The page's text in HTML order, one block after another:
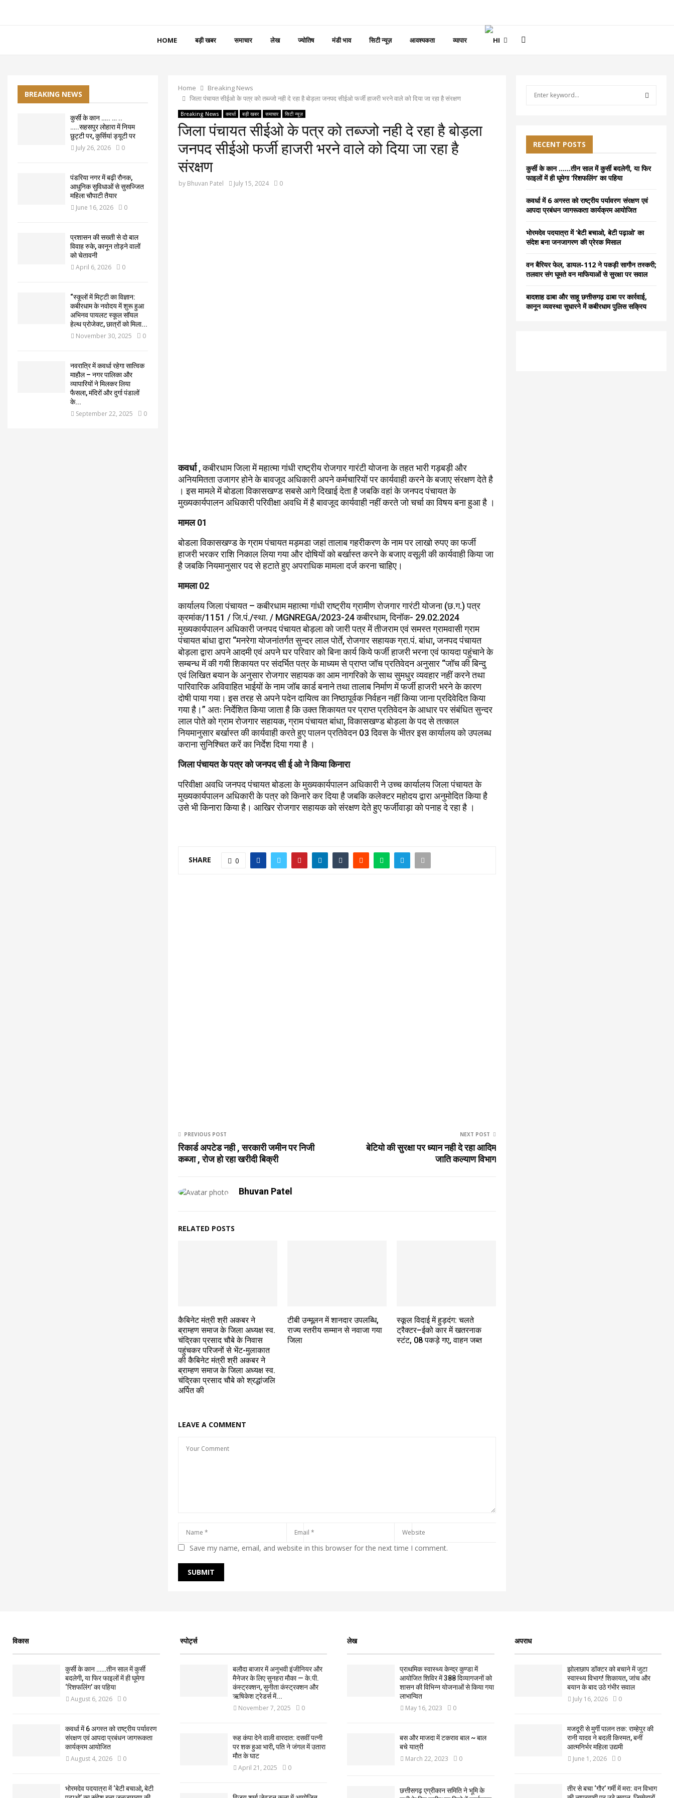
HOME बड़ी खबर समाचार लेख ज्योतिष मंडी भाव सिटी न्यूज़ आवश्यकता व्यापार
Home
Breaking News
जिला पंचायत सीईओ के पत्र को तब्ज्जो नही दे रहा है बोड़ला जनपद सीईओ फर्जी हाजरी भरने वाले को दिया जा रहा है संरक्षण
Breaking News कवर्धा बड़ी खबर समाचार सिटी न्यूज़
जिला पंचायत सीईओ के पत्र को तब्ज्जो नही दे रहा है बोड़ला
जनपद सीईओ फर्जी हाजरी भरने वाले को दिया जा रहा है
संरक्षण
by Bhuvan Patel July 15, 2024 0
कवर्धा, कबीरधाम जिला में महात्मा गांधी राष्ट्रीय रोजगार गारंटी योजना के तहत भारी गड़बड़ी और
अनियमितता उजागर होने के बावजूद अधिकारी अपने कर्मचारियों पर कार्यवाही करने के बजाए संरक्षण देते है
। इस मामले में बोडला विकासखण्ड सबसे आगे दिखाई देता है जबकि वहां के जनपद पंचायत के
मुख्यकार्यपालन अधिकारी परिवीक्षा अवधि में है बावजूद कार्यवाही नहीं करते जो चर्चा का विषय बना हुआ है ।
मामल 01
बोडला विकासखण्ड के ग्राम पंचायत मड़मडा जहां तालाब गहरीकरण के नाम पर लाखो रुपए का फर्जी
हाजरी भरकर राशि निकाल लिया गया और दोषियों को बर्खास्त करने के बजाए वसूली की कार्यवाही किया जा
है जबकि नियमानुसार पद से हटाते हुए अपराधिक मामला दर्ज करना चाहिए।
मामला 02
कार्यालय जिला पंचायत – कबीरधाम महात्मा गांधी राष्ट्रीय ग्रामीण रोजगार गारंटी योजना (छ.ग.) पत्र
क्रमांक/1151 / जि.पं./स्था. / MGNREGA/2023-24 कबीरधाम, दिनॉक- 29.02.2024
मुख्यकार्यपालन अधिकारी जनपद पंचायत बोड़ला को जारी पत्र में तीजराम एवं समस्त ग्रामवासी ग्राम
पंचायत बांधा द्वारा “मनरेगा योजनांतर्गत सुन्दर लाल पोर्ते, रोजगार सहायक ग्रा.पं. बांधा, जनपद पंचायत
बोड़ला द्वारा अपने आदमी एवं अपने घर परिवार को बिना कार्य किये फर्जी हाजरी भरना एवं फायदा पहुंचाने के
सम्बन्ध में की गयी शिकायत पर संदर्भित पत्र के माध्यम से प्राप्त जॉच प्रतिवेदन अनुसार “जॉच की बिन्दु
एवं लिखित बयान के अनुसार रोजगार सहायक का आम नागरिको के साथ सुमधुर व्यवहार नहीं करने तथा
पारिवारिक अविवाहित भाईयों के नाम जॉब कार्ड बनाने तथा तालाब निर्माण में फर्जी हाजरी भरने के कारण
दोषी पाया गया। इस तरह से अपने पदेन दायित्व का निष्ठापूर्वक निर्वहन नहीं किया जाना प्रदिवेदित किया
गया है।” अतः निर्देशित किया जाता है कि उक्त शिकायत पर प्राप्त प्रतिवेदन के आधार पर संबंधित सुन्दर
लाल पोते को ग्राम रोजगार सहायक, ग्राम पंचायत बांधा, विकासखण्ड बोड़ला के पद से तत्काल
नियमानुसार बर्खास्त की कार्यवाही करते हुए पालन प्रतिवेदन 03 दिवस के भीतर इस कार्यालय को उपलब्ध
कराना सुनिश्चित करें का निर्देश दिया गया है ।
जिला पंचायत के पत्र को जनपद सी ई ओ ने किया किनारा
परिवीक्षा अवधि जनपद पंचायत बोडला के मुख्यकार्यपालन अधिकारी ने उच्च कार्यालय जिला पंचायत के
मुख्यकार्यपालन अधिकारी के पत्र को किनारे कर दिया है जबकि कलेक्टर महोदय द्वारा अनुमोदित किया है
उसे भी किनारा किया है। आखिर रोजगार सहायक को संरक्षण देते हुए फर्जीवाड़ा को पनाह दे रहा है ।
SHARE 0
PREVIOUS POST
रिकार्ड अपटेड नही , सरकारी जमीन पर निजी
कब्जा , रोज हो रहा खरीदी बिक्री
NEXT POST
बेटियो की सुरक्षा पर ध्यान नही दे रहा आदिम
जाति कल्याण विभाग
Bhuvan Patel
RELATED POSTS
कैबिनेट मंत्री श्री अकबर ने
ब्राम्हण समाज के जिला अध्यक्ष स्व.
चंद्रिका प्रसाद चौबे के निवास
पहुंचकर परिजनों से भेंट-मुलाकात
की कैबिनेट मंत्री श्री अकबर ने
ब्राम्हण समाज के जिला अध्यक्ष स्व.
चंद्रिका प्रसाद चौबे को श्रद्धांजलि
अर्पित की
टीबी उन्मूलन में शानदार उपलब्धि,
राज्य स्तरीय सम्मान से नवाजा गया
जिला
स्कूल विदाई में हुड़दंग: चलते
ट्रैक्टर–ईको कार में खतरनाक
स्टंट, 08 पकड़े गए, वाहन जब्त
LEAVE A COMMENT
Save my name, email, and website in this browser for the next time I comment.
BREAKING NEWS
कुर्सी के कान ….. … ..
…..सहसपुर लोहारा में नियम
छुट्टी पर, कुर्सियां ड्यूटी पर
July 26, 2026 0
पंडरिया नगर में बढ़ी रौनक,
आधुनिक सुविधाओं से सुसज्जित
महिला चौपाटी तैयार
June 16, 2026 0
प्रशासन की सख्ती से दो बाल
विवाह रुके, कानून तोड़ने वालों
को चेतावनी
April 6, 2026 0
“स्कूलों में मिट्टी का विज्ञान:
कबीरधाम के नवोदय में शुरू हुआ
अभिनव पायलट स्कूल सॉयल
हेल्थ प्रोजेक्ट, छात्रों को मिला...
November 30, 2025 0
नवरात्रि में कवर्धा रहेगा सात्विक
माहौल – नगर पालिका और
व्यापारियों ने मिलकर लिया
फैसला, मंदिरों और दुर्गा पंडालों
के...
September 22, 2025 0
f
o
r
C
RECENT POSTS
कुर्सी के कान ……तीन साल में कुर्सी बदलेगी, या फिर
फाइलों में ही घूमेगा ‘रिशफलिंग’ का पहिया
कवर्धा में 6 अगस्त को राष्ट्रीय पर्यावरण संरक्षण एवं
आपदा प्रबंधन जागरूकता कार्यक्रम आयोजित
भोरमदेव पदयात्रा में ‘बेटी बचाओ, बेटी पढ़ाओ’ का
संदेश बना जनजागरण की प्रेरक मिसाल
वन बैरियर फेल, डायल-112 ने पकड़ी सागौन तस्करी;
तलवार संग घूमते वन माफियाओं से सुरक्षा पर सवाल
बादशाह ढाबा और साहू छत्तीसगढ़ ढाबा पर कार्रवाई,
कानून व्यवस्था सुधारने में कबीरधाम पुलिस सक्रिय
विकास
कुर्सी के कान ……तीन साल में कुर्सी
बदलेगी, या फिर फाइलों में ही घूमेगा
‘रिशफलिंग’ का पहिया
August 6, 2026 0
कवर्धा में 6 अगस्त को राष्ट्रीय पर्यावरण
संरक्षण एवं आपदा प्रबंधन जागरूकता
कार्यक्रम आयोजित
August 4, 2026 0
भोरमदेव पदयात्रा में ‘बेटी बचाओ, बेटी
स्पोर्ट्स
बलौदा बाजार में अनुभवी इंजीनियर और
मैनेजर के लिए सुनहरा मौका — के.पी.
कंस्ट्रक्शन, सुनीता कंस्ट्रक्शन और
ऋषिकेश ट्रेडर्स में...
November 7, 2025 0
रूह कंपा देने वाली वारदात: दसवीं पत्नी
पर शक हुआ भारी, पति ने जंगल में उतारा
मौत के घाट
April 21, 2025 0
लेख
प्राथमिक स्वास्थ्य केन्द्र कुण्डा में
आयोजित शिविर में 388 दिव्यागजनों को
शासन की विभिन्न योजनाओं से किया गया
लाभान्वित
May 16, 2023 0
बस और माजदा में टकराव बाल ~ बाल
बचे यात्री
March 22, 2023 0
छत्तीसगढ़ एग्रीकान समिति ने भूमि के
अपराध
झोलाछाप डॉक्टर को बचाने में जुटा
स्वास्थ्य विभाग! शिकायत, जांच और
बयान के बाद उठे गंभीर सवाल
July 16, 2026 0
मजदूरी से मुर्गी पालन तक: राम्हेपुर की
रानी यादव ने बदली किस्मत, बनीं
आत्मनिर्भर महिला उद्यमी
June 1, 2026 0
तीर से बचा ‘गौर’ गर्मी में मरा: वन विभाग